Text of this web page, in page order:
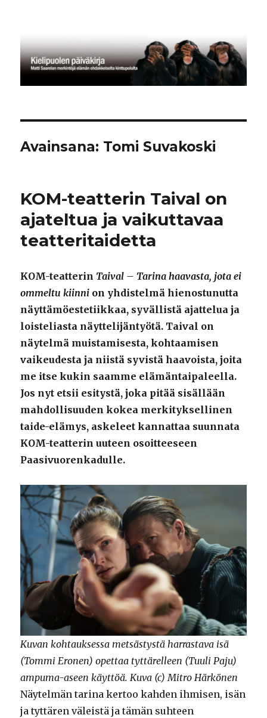
Avainsana: Tomi Suvakoski
KOM-teatterin Taival on
ajateltua ja vaikuttavaa
teatteritaidetta
KOM-teatterin Taival – Tarina haavasta, jota ei
ommeltu kiinni on yhdistelmä hienostunutta
näyttämöestetiikkaa, syvällistä ajattelua ja
loisteliasta näyttelijäntyötä. Taival on
näytelmä muistamisesta, kohtaamisen
vaikeudesta ja niistä syvistä haavoista, joita
me itse kukin saamme elämäntaipaleella.
Jos nyt etsii esitystä, joka pitää sisällään
mahdollisuuden kokea merkityksellinen
taide-elämys, askeleet kannattaa suunnata
KOM-teatterin uuteen osoitteeseen
Paasivuorenkadulle.
Kuvan kohtauksessa metsästystä harrastava isä
(Tommi Eronen) opettaa tyttärelleen (Tuuli Paju)
ampuma-aseen käyttöä. Kuva (c) Mitro Härkönen
Näytelmän tarina kertoo kahden ihmisen, isän
ja tyttären väleistä ja tämän suhteen